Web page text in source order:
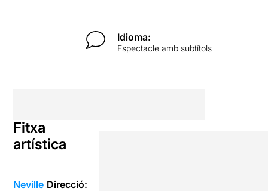
Idioma:
Espectacle amb subtítols
Fitxa
artística
Neville Direcció: